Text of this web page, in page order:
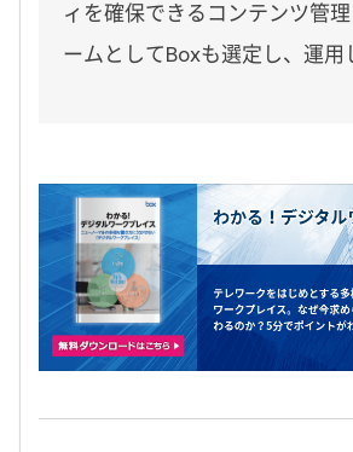
ィを確保できるコンテンツ管
ームとしてBoxも選定し、運用